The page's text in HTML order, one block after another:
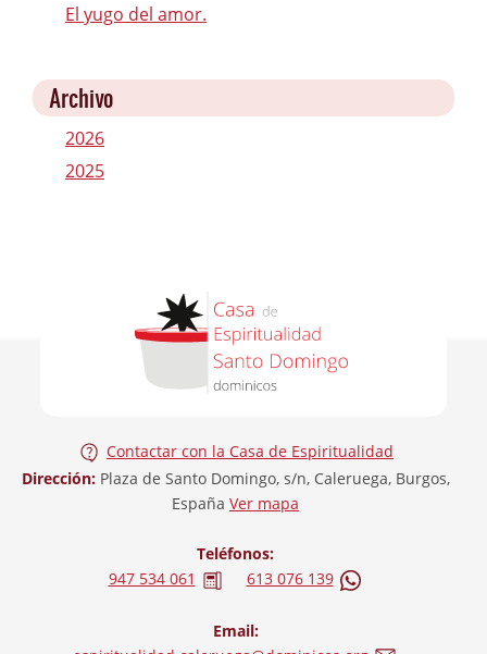
El yugo del amor.
Archivo
2026
2025
Contactar con la Casa de Espiritualidad
Dirección:Plaza de Santo Domingo, s/n, Caleruega, Burgos,
España Ver mapa
Teléfonos:
947 534 061
613 076 139
Email: